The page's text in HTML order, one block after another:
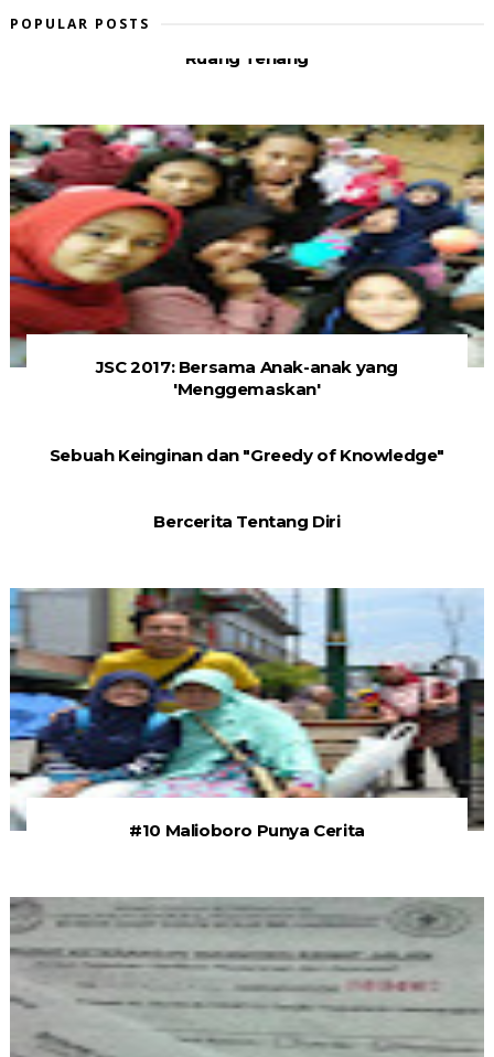
POPULAR POSTS
Ruang Tenang
JSC 2017: Bersama Anak-anak yang
'Menggemaskan'
Sebuah Keinginan dan "Greedy of Knowledge"
Bercerita Tentang Diri
#10 Malioboro Punya Cerita